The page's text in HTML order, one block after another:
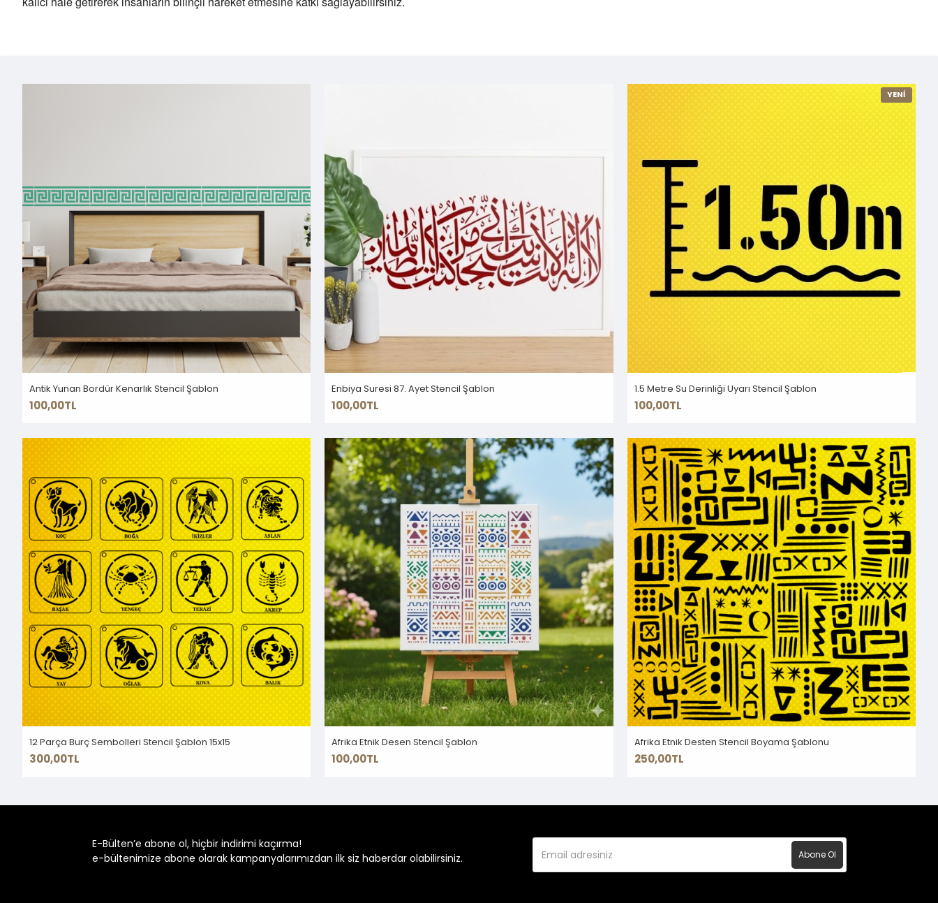
Antik Yunan Bordür Kenarlık Stencil Şablon
100,00TL
Enbiya Suresi 87. Ayet Stencil Şablon
100,00TL
YENİ
1.5 Metre Su Derinliği Uyarı Stencil Şablon
100,00TL
12 Parça Burç Sembolleri Stencil Şablon 15x15
300,00TL
Afrika Etnik Desen Stencil Şablon
100,00TL
Afrika Etnik Desten Stencil Boyama Şablonu
250,00TL
E-Bülten’e abone ol, hiçbir indirimi kaçırma!
e-bültenimize abone olarak kampanyalarımızdan ilk siz haberdar olabilirsiniz.
Abone Ol